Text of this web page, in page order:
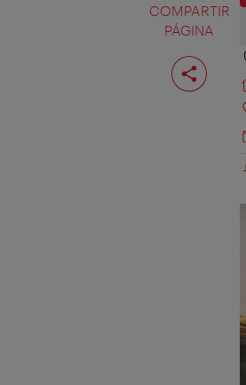
COMPARTIR
PÁGINA
Compartir
página